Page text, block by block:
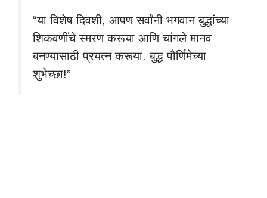
“या विशेष दिवशी, आपण सर्वांनी भगवान बुद्धांच्या
शिकवणींचे स्मरण करूया आणि चांगले मानव
बनण्यासाठी प्रयत्न करूया. बुद्ध पौर्णिमेच्या
शुभेच्छा!”